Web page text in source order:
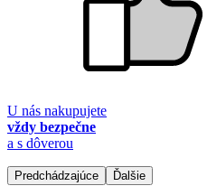
U nás nakupujete
vždy bezpečne
a s dôverou
Predchádzajúce Ďalšie